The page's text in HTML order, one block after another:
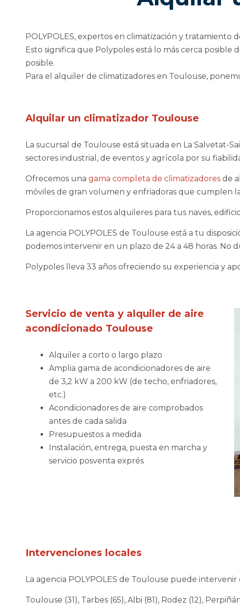
POLYPOLES, expertos en climatización y tratamiento
Esto significa que Polypoles está lo más cerca posible
posible.
Para el alquiler de climatizadores en Toulouse,
Alquilar un climatizador Toulouse
La sucursal de Toulouse está situada en La Salvetat-
sectores industrial, de eventos y agrícola por su
Ofrecemos una gama completa de climatizadores de
móviles de gran volumen y enfriadoras que cumplen
Proporcionamos estos alquileres para tus naves,
La agencia POLYPOLES de Toulouse está a tu
podemos intervenir en un plazo de 24 a 48 horas. No
Polypoles lleva 33 años ofreciendo su experiencia y
Servicio de venta y alquiler de aire
acondicionado Toulouse
Alquiler a corto o largo plazo
Amplia gama de acondicionadores de aire
de 3,2 kW a 200 kW (de techo, enfriadores,
etc.)
Acondicionadores de aire comprobados
antes de cada salida
Presupuestos a medida
Instalación, entrega, puesta en marcha y
servicio posventa exprés
Intervenciones locales
La agencia POLYPOLES de Toulouse puede
Toulouse (31), Tarbes (65), Albi (81), Rodez (12),